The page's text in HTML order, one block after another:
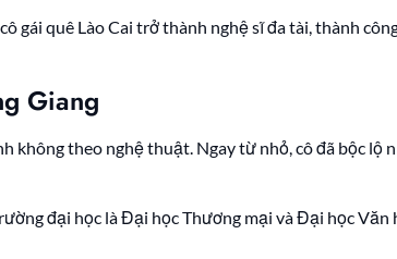
gái quê Lào Cai trở thành nghệ sĩ đa tài, thành
Giang
không theo nghệ thuật. Ngay từ nhỏ, cô đã bộc lộ
đại học là Đại học Thương mại và Đại học Văn